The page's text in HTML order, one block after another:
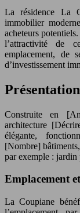
La résidence La Coupiane, située à [Ville], est un complexe
immobilier
acheteurs
l’attractivité de
emplacement, de
d’investissement
Construite en
architecture
élégante,
[Nombre]
par exemple : jardin
Emplacement
La Coupiane